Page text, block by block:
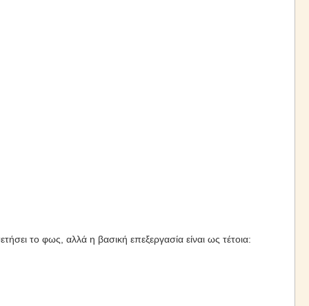
το φως, αλλά η βασική επεξεργασία είναι ως τέτοια: